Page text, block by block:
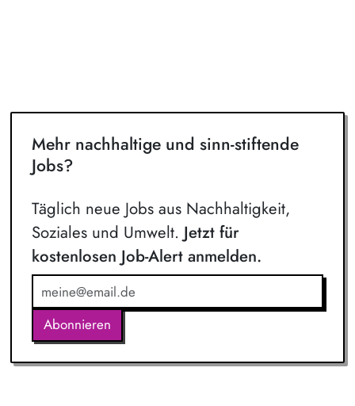
Mehr nachhaltige und sinn-stiftende
Jobs?
Täglich neue Jobs aus Nachhaltigkeit,
Soziales und Umwelt. Jetzt für
kostenlosen Job-Alert anmelden.
Abonnieren